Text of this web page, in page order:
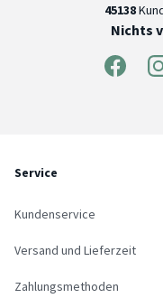
45138
Nichts
Service
Kundenservice
Versand und Lieferzeit
Zahlungsmethoden